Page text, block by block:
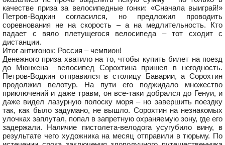
качестве приза за велосипедные гонки: «Сначала выиграй!»
Петров-Водкин согласился, но предложил проводить
соревнования не на скорость – а на медлительность. Кто
падает с вяло плетущегося велосипеда – тот сходит с
дистанции.
Итог антигонок: Россия – чемпион!
Денежного приза хватило на то, чтобы купить билет на поезд
до Мюнхена –велосипед Сорохтина пришел в негодность.
Петров-Водкин отправился в столицу Баварии, а Сорохтин
продолжил велотур. На пути его поджидало множество
приключений и даже травм, он все-таки добрался до Генуи, и
даже видел лазурную полоску моря – но завершить поездку
так, как было задумано, не вышло. Сорохтин на незнакомых
улочках заплутал, попал в запретную охраняемую зону, где его
задержали. Наличие пистолета-велодога усугубило вину, в
результате чего художника на месяц отправили в тюрьму. По